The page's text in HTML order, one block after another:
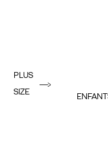
PLUS
SIZE